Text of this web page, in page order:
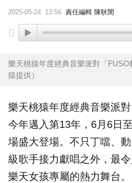
2025-05-24 13:56 責任編輯 陳耿閔
樂天桃猿年度經典音樂派對「
猿提供）
樂天桃猿年度經典音樂派
今年邁入第13年，6月6日
場盛大登場。不只丁噹、
級歌手接力獻唱之外，最
樂天女孩專屬的熱力舞台。